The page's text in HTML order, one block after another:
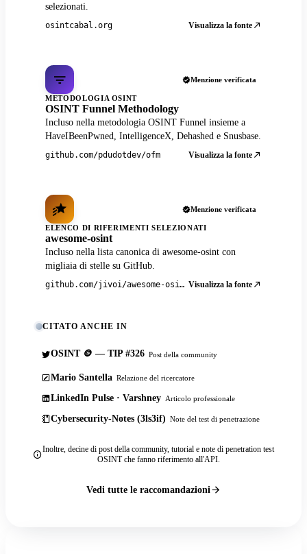
selezionati.
osintcabal.org Visualizza la fonte
Menzione verificata
METODOLOGIA OSINT
OSINT Funnel Methodology
Incluso nella metodologia OSINT Funnel insieme a
HaveIBeenPwned, IntelligenceX, Dehashed e Snusbase.
github.com/pdudotdev/ofm Visualizza la fonte
Menzione verificata
ELENCO DI RIFERIMENTI SELEZIONATI
awesome-osint
Incluso nella lista canonica di awesome-osint con
migliaia di stelle su GitHub.
github.com/jivoi/awesome-osint Visualizza la fonte
CITATO ANCHE IN
OSINT 🪙 — TIP #326 Post della community
Mario Santella Relazione del ricercatore
LinkedIn Pulse · Varshney Articolo professionale
Cybersecurity-Notes (3ls3if) Note del test di penetrazione
Inoltre, decine di post della community, tutorial e note di penetration test
OSINT che fanno riferimento all'API.
Vedi tutte le raccomandazioni